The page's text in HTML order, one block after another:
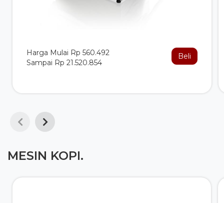
Harga Mulai Rp 560.492
Sampai Rp 21.520.854
Beli
MESIN KOPI.